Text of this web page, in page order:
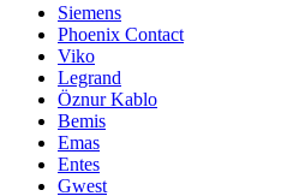
Siemens
Phoenix Contact
Viko
Legrand
Öznur Kablo
Bemis
Emas
Entes
Gwest